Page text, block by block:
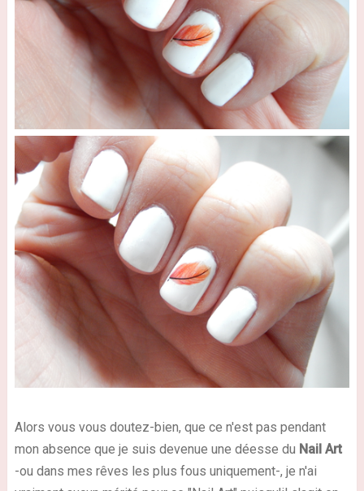
Alors vous vous doutez-bien, que ce n'est pas pendant
mon absence que je suis devenue une déesse du Nail Art
-ou dans mes rêves les plus fous uniquement-, je n'ai